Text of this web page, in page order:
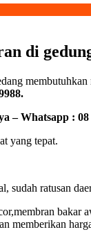
di
– Whatsapp : 08
yang tepat.
sudah ratusan
bakar